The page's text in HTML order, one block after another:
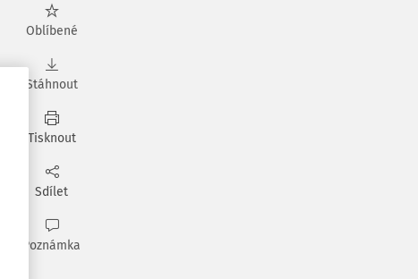
Oblíbené
Stáhnout
Tisknout
Sdílet
Poznámka